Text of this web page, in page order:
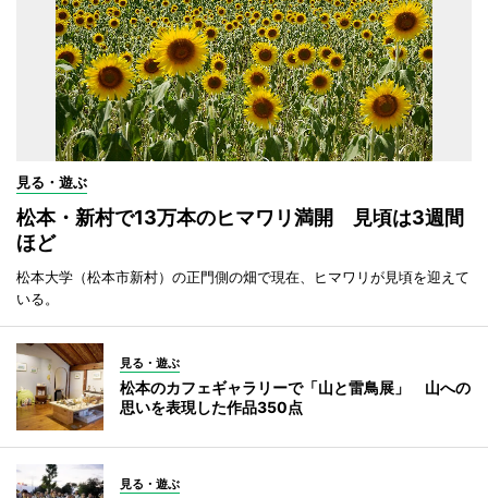
見る・遊ぶ
松本・新村で13万本のヒマワリ満開 見頃は3週間
ほど
松本大学（松本市新村）の正門側の畑で現在、ヒマワリが見頃を迎えて
いる。
見る・遊ぶ
松本のカフェギャラリーで「山と雷鳥展」 山への
思いを表現した作品350点
見る・遊ぶ